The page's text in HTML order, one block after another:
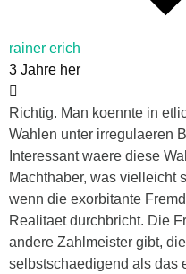
rainer erich
3 Jahre her
Richtig. Man koennte in
Wahlen unter irregulaeren
Interessant waere diese
Machthaber, was vielleicht
wenn die exorbitante
Realitaet durchbricht. Die
andere Zahlmeister gibt,
selbstschaedigend als das